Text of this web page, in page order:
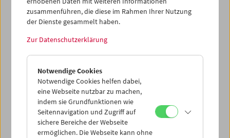
zusammenführen, die diese im Rahmen Ihrer Nutzung
der Dienste gesammelt haben.
Zur Datenschutzerklärung
Notwendige Cookies
Notwendige Cookies helfen dabei,
eine Webseite nutzbar zu machen,
indem sie Grundfunktionen wie
Seitennavigation und Zugriff auf
sichere Bereiche der Webseite
ermöglichen. Die Webseite kann ohne